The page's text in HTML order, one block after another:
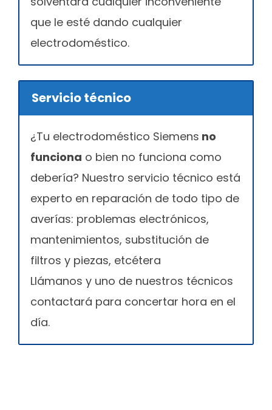
que le esté dando cualquier
electrodoméstico.
Servicio técnico
¿Tu electrodoméstico Siemens no
funciona o bien no funciona como
debería? Nuestro servicio técnico está
experto en reparación de todo tipo de
averías: problemas electrónicos,
mantenimientos, substitución de
filtros y piezas, etcétera
Llámanos y uno de nuestros técnicos
contactará para concertar hora en el
día.